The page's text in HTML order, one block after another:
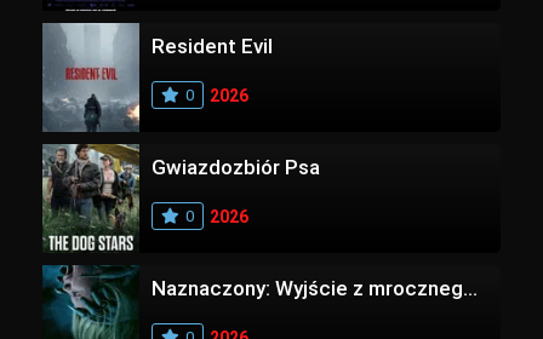
Resident Evil
0 2026
Gwiazdozbiór Psa
0 2026
Naznaczony: Wyjście z mrocznego wymiaru